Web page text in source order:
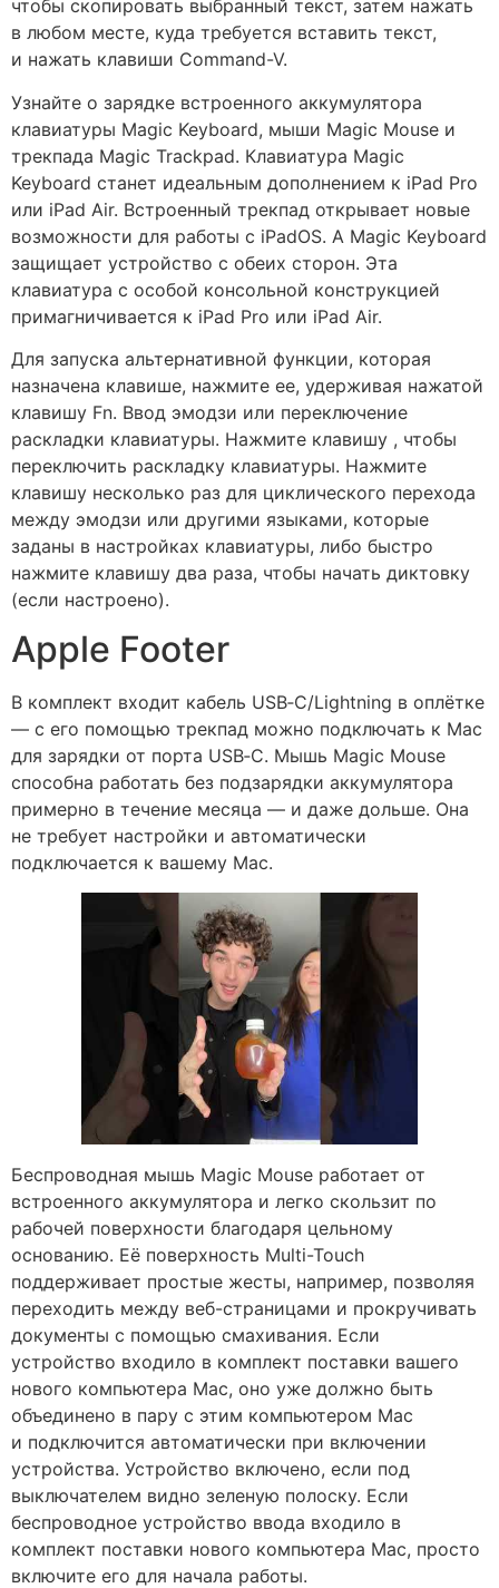
чтобы скопировать выбранный текст, затем нажать
в любом месте, куда требуется вставить текст,
и нажать клавиши Command-V.
Узнайте о зарядке встроенного аккумулятора
клавиатуры Magic Keyboard, мыши Magic Mouse и
трекпада Magic Trackpad. Клавиатура Magic
Keyboard станет идеальным дополнением к iPad Pro
или iPad Air. Встроенный трекпад открывает новые
возможности для работы с iPadOS. А Magic Keyboard
защищает устройство с обеих сторон. Эта
клавиатура с особой консольной конструкцией
примагничивается к iPad Pro или iPad Air.
Для запуска альтернативной функции, которая
назначена клавише, нажмите ее, удерживая нажатой
клавишу Fn. Ввод эмодзи или переключение
раскладки клавиатуры. Нажмите клавишу , чтобы
переключить раскладку клавиатуры. Нажмите
клавишу несколько раз для циклического перехода
между эмодзи или другими языками, которые
заданы в настройках клавиатуры, либо быстро
нажмите клавишу два раза, чтобы начать диктовку
(если настроено).
Apple Footer
В комплект входит кабель USB‑C/Lightning в оплётке
— с его помощью трекпад можно подключать к Mac
для зарядки от порта USB‑C. Мышь Magic Mouse
способна работать без подзарядки аккумулятора
примерно в течение месяца — и даже дольше. Она
не требует настройки и автоматически
подключается к вашему Mac.
Беспроводная мышь Magic Mouse работает от
встроенного аккумулятора и легко скользит по
рабочей поверхности благодаря цельному
основанию. Её поверхность Multi-Touch
поддерживает простые жесты, например, позволяя
переходить между веб-страницами и прокручивать
документы с помощью смахивания. Если
устройство входило в комплект поставки вашего
нового компьютера Mac, оно уже должно быть
объединено в пару с этим компьютером Mac
и подключится автоматически при включении
устройства. Устройство включено, если под
выключателем видно зеленую полоску. Если
беспроводное устройство ввода входило в
комплект поставки нового компьютера Mac, просто
включите его для начала работы.